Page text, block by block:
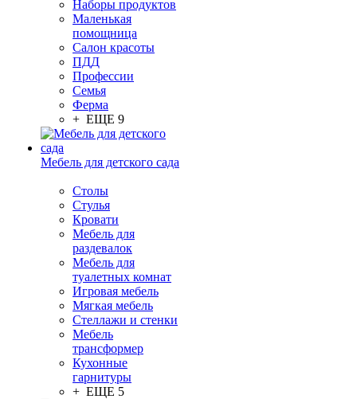
Наборы продуктов
Маленькая
помощница
Салон красоты
ПДД
Профессии
Семья
Ферма
+ ЕЩЕ 9
Мебель для детского сада
Столы
Cтулья
Кровати
Мебель для
раздевалок
Мебель для
туалетных комнат
Игровая мебель
Мягкая мебель
Стеллажи и стенки
Мебель
трансформер
Кухонные
гарнитуры
+ ЕЩЕ 5